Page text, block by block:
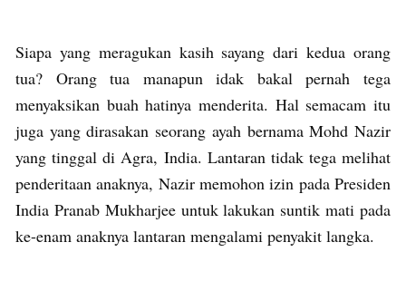
Siapa yang meragukan kasih sayang dari kedua orang
tua? Orang tua manapun idak bakal pernah tega
menyaksikan buah hatinya menderita. Hal semacam itu
juga yang dirasakan seorang ayah bernama Mohd Nazir
yang tinggal di Agra, India. Lantaran tidak tega melihat
penderitaan anaknya, Nazir memohon izin pada Presiden
India Pranab Mukharjee untuk lakukan suntik mati pada
ke-enam anaknya lantaran mengalami penyakit langka.